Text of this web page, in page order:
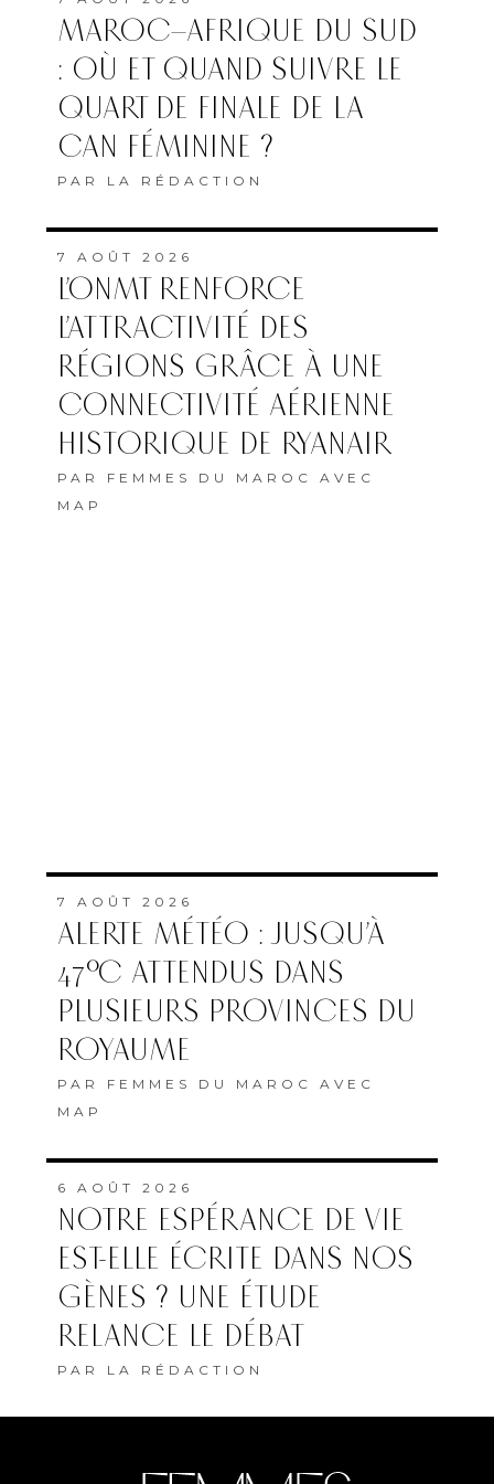
MAROC–AFRIQUE DU SUD
: OÙ ET QUAND SUIVRE LE
QUART DE FINALE DE LA
CAN FÉMININE ?
PAR LA RÉDACTION
7 AOÛT 2026
L’ONMT RENFORCE
L’ATTRACTIVITÉ DES
RÉGIONS GRÂCE À UNE
CONNECTIVITÉ AÉRIENNE
HISTORIQUE DE RYANAIR
PAR FEMMES DU MAROC AVEC
MAP
7 AOÛT 2026
ALERTE MÉTÉO : JUSQU’À
47°C ATTENDUS DANS
PLUSIEURS PROVINCES DU
ROYAUME
PAR FEMMES DU MAROC AVEC
MAP
6 AOÛT 2026
NOTRE ESPÉRANCE DE VIE
EST-ELLE ÉCRITE DANS NOS
GÈNES ? UNE ÉTUDE
RELANCE LE DÉBAT
PAR LA RÉDACTION